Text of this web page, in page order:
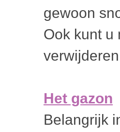
gewoon
Ook kunt u
Het gazon
Belangrijk